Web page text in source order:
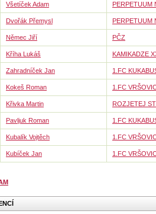
Všetíček Adam PERPETUUM
Dvořák Přemysl PERPETUUM
Němec Jiří PČZ
Kříha Lukáš KAMIKADZE
Zahradníček Jan 1.FC
Kokeš Roman 1.FC
Křivka Martin ROZJETEJ
Pavljuk Roman 1.FC
Kubalík Vojtěch 1.FC
Kubíček Jan 1.FC